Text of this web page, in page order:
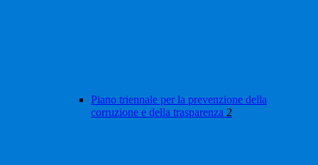
Piano triennale per la prevenzione della
corruzione e della trasparenza 2